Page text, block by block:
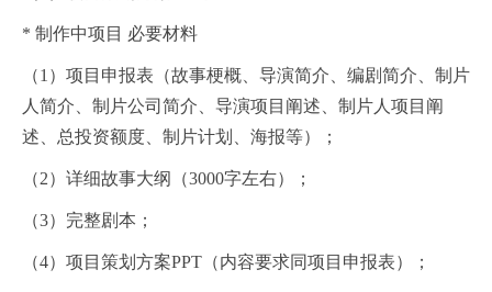
* 制作中项目 必要材料
（1）项目申报表（故事梗概、导演简介、编剧简介、制片
人简介、制片公司简介、导演项目阐述、制片人项目阐
述、总投资额度、制片计划、海报等）；
（2）详细故事大纲（3000字左右）；
（3）完整剧本；
（4）项目策划方案PPT（内容要求同项目申报表）；